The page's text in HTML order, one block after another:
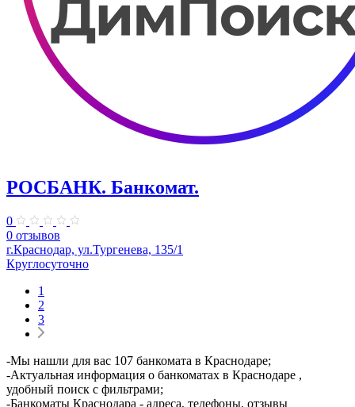
РОСБАНК. Банкомат.
0
0 отзывов
г.Краснодар, ул.Тургенева, 135/1
Круглосуточно
1
2
3
-Мы нашли для вас 107 банкомата в Краснодаре;
-Актуальная информация о банкоматах в Краснодаре ,
удобный поиск с фильтрами;
-Банкоматы Краснодара - адреса, телефоны, отзывы